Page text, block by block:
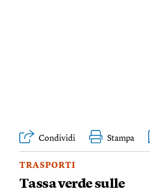
Condividi Stampa
TRASPORTI
Tassa verde sulle